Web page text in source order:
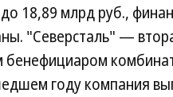
18,89 млрд руб.,
"Северсталь" —
году компания